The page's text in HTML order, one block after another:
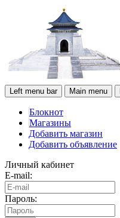
Left menu bar Main menu
Блокнот
Магазины
Добавить магазин
Добавить объявление
Личный кабинет
E-mail:
Пароль: